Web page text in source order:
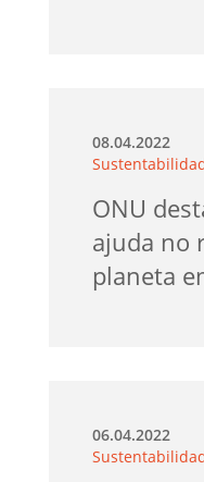
08.04.2022
ONU
ajuda no
planeta
06.04.2022